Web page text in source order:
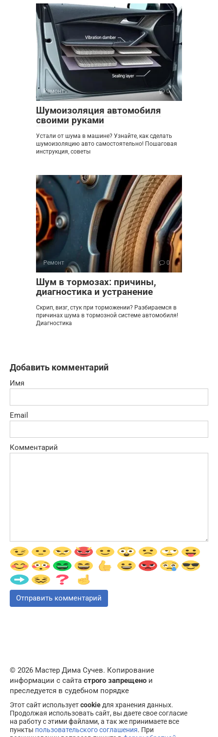
Ремонт 0
Шумоизоляция автомобиля
своими руками
Устали от шума в машине? Узнайте, как сделать
шумоизоляцию авто самостоятельно! Пошаговая
инструкция, советы
Ремонт 0
Шум в тормозах: причины,
диагностика и устранение
Скрип, визг, стук при торможении? Разбираемся в
причинах шума в тормозной системе автомобиля!
Диагностика
Добавить комментарий
Имя
Email
Комментарий
© 2026 Мастер Дима Сучев. Копирование
информации с сайта строго запрещено и
преследуется в судебном порядке
Этот сайт используетcookieдля хранения данных.
Продолжая использовать сайт, вы даете свое согласие
на работу с этими файлами, а так же принимаете все
пункты пользовательского соглашения. При